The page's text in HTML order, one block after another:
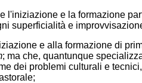
l'iniziazione e la formazione
superficialità e
e alla formazione di
; ma che, quantunque
dei problemi culturali e